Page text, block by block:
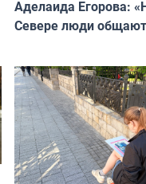
Аделаида Егорова:
Севере люди
а потому что
ты им интересен»